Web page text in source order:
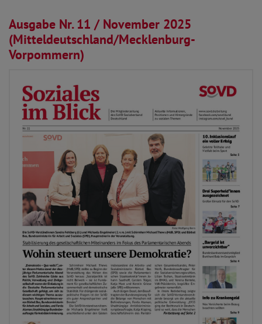
03.11.2025
Ausgabe Nr. 11 / November 2025
(Mitteldeutschland/Mecklenburg-
Vorpommern)